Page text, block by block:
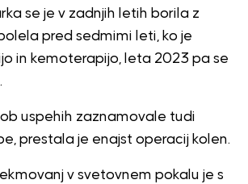
se je v zadnjih letih borila z
pred sedmimi leti, ko je
in kemoterapijo, leta 2023 pa se
ob uspehih zaznamovale tudi
prestala je enajst operacij kolen.
v svetovnem pokalu je s